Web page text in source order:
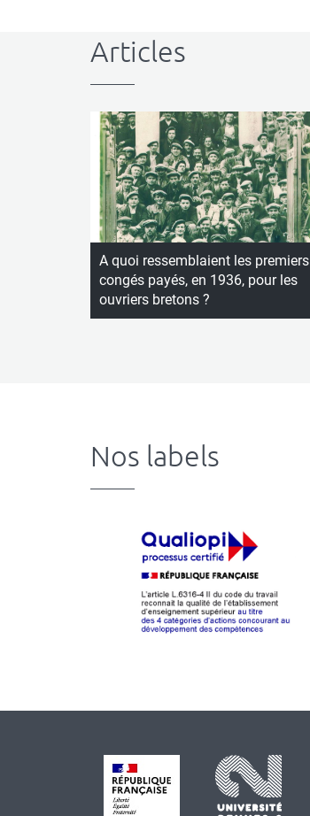
Articles
A quoi ressemblaient les premiers
congés payés, en 1936, pour les
ouvriers bretons ?
Nos labels